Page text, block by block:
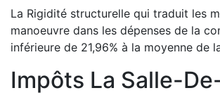
La Rigidité structurelle qui traduit les
manoeuvre dans les dépenses de la
inférieure de 21,96% à la moyenne de
Impôts La Salle-